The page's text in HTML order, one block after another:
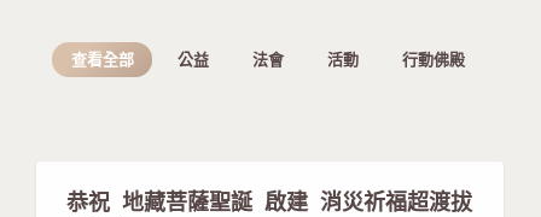
查看全部 公益 法會 活動 行動佛殿
恭祝 地藏菩薩聖誕 啟建 消災祈福超渡拔